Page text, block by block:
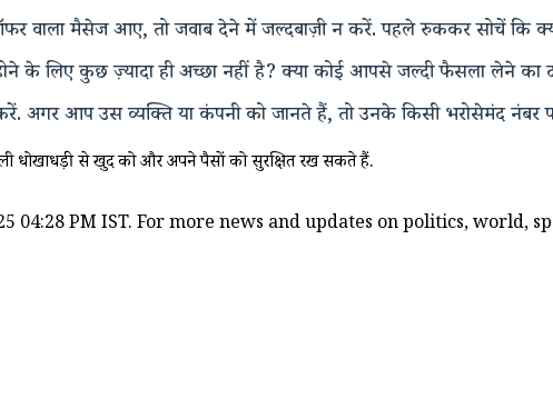
वाला मैसेज आए, तो जवाब देने में जल्दबाज़ी न करें. पहले रुककर सोचें कि
लिए कुछ ज़्यादा ही अच्छा नहीं है? क्या कोई आपसे जल्दी फैसला लेने का
अगर आप उस व्यक्ति या कंपनी को जानते हैं, तो उनके किसी भरोसेमंद नंबर
धोखाधड़ी से खुद को और अपने पैसों को सुरक्षित रख सकते हैं.
04:28 PM IST. For more news and updates on politics,